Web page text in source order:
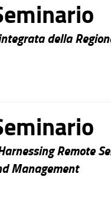
della
Remote
Management